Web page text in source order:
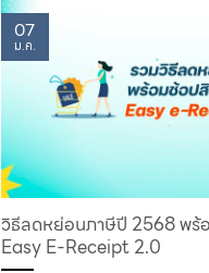
วิธีลดหย่อนภาษีปี 2568 พร้
Easy E-Receipt 2.0
07
ม.ค.